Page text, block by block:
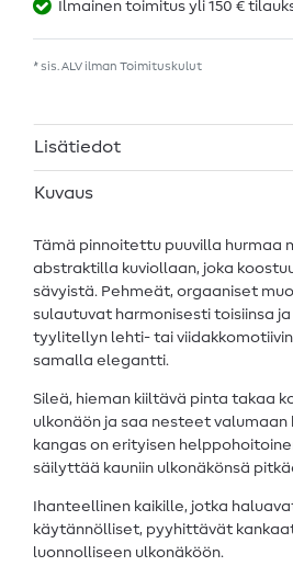
Ilmainen toimitus yli 150 €
* sis. ALV ilman Toimituskulut
Lisätiedot
Kuvaus
Tämä pinnoitettu puuvilla hurmaa
abstraktilla kuviollaan, joka
sävyistä. Pehmeät, orgaaniset
sulautuvat harmonisesti toisiinsa
tyylitellyn lehti- tai viidakkomotiivin
samalla elegantti.
Sileä, hieman kiiltävä pinta takaa
ulkonäön ja saa nesteet valumaan
kangas on erityisen
säilyttää kauniin ulkonäkönsä
Ihanteellinen kaikille, jotka
käytännölliset, pyyhittävät
luonnolliseen ulkonäköön.